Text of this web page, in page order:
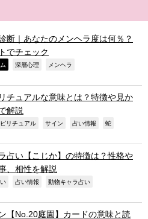
断｜あなたのメンヘラ度は何％？
でチェック
深層心理 メンヘラ
チュアルな意味とは？特徴や見か
解説
リチュアル サイン 占い情報 蛇
占い【こじか】の特徴は？性格や
、相性を解説
占い情報 動物キャラ占い
【No.20庭園】カードの意味と読